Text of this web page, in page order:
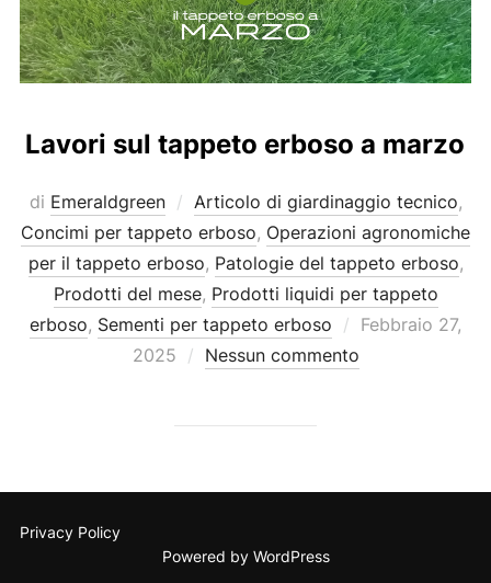
Lavori sul tappeto erboso a marzo
di Emeraldgreen Articolo di giardinaggio tecnico,
Concimi per tappeto erboso, Operazioni agronomiche
per il tappeto erboso, Patologie del tappeto erboso,
Prodotti del mese, Prodotti liquidi per tappeto
erboso, Sementi per tappeto erboso
Pubblicato
Febbraio 27,
2025
Nessun commento
Privacy Policy
Powered by WordPress